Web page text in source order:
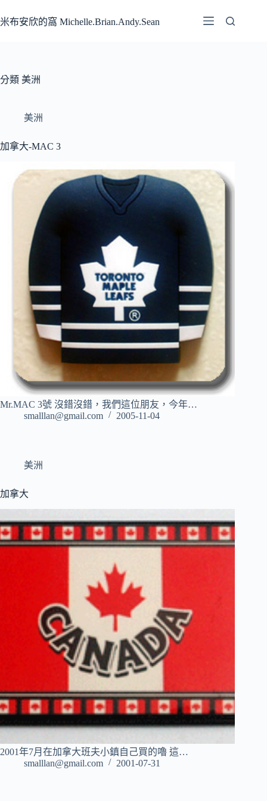
至
容
米布安欣的窩 Michelle.Brian.Andy.Sean
分類 美洲
美洲
加拿大-MAC 3
Mr.MAC 3號 沒錯沒錯，我們這位朋友，今年…
smalllan@gmail.com
2005-11-04
美洲
加拿大
2001年7月在加拿大班夫小鎮自己買的嚕 這…
smalllan@gmail.com
2001-07-31